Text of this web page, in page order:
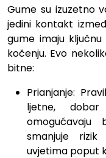
Gume su izuzetno
jedini kontakt
gume imaju
kočenju. Evo
bitne:
Prianjanje:
ljetne,
smanjuje
uvjetima poput